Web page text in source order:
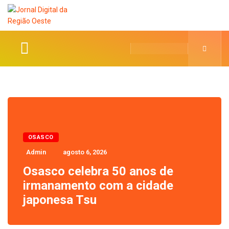
OSASCO
Admin agosto 6, 2026
Osasco celebra 50 anos de
irmanamento com a cidade
japonesa Tsu